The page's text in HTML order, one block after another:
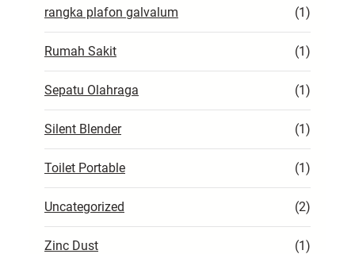
rangka plafon galvalum (1)
Rumah Sakit (1)
Sepatu Olahraga (1)
Silent Blender (1)
Toilet Portable (1)
Uncategorized (2)
Zinc Dust (1)